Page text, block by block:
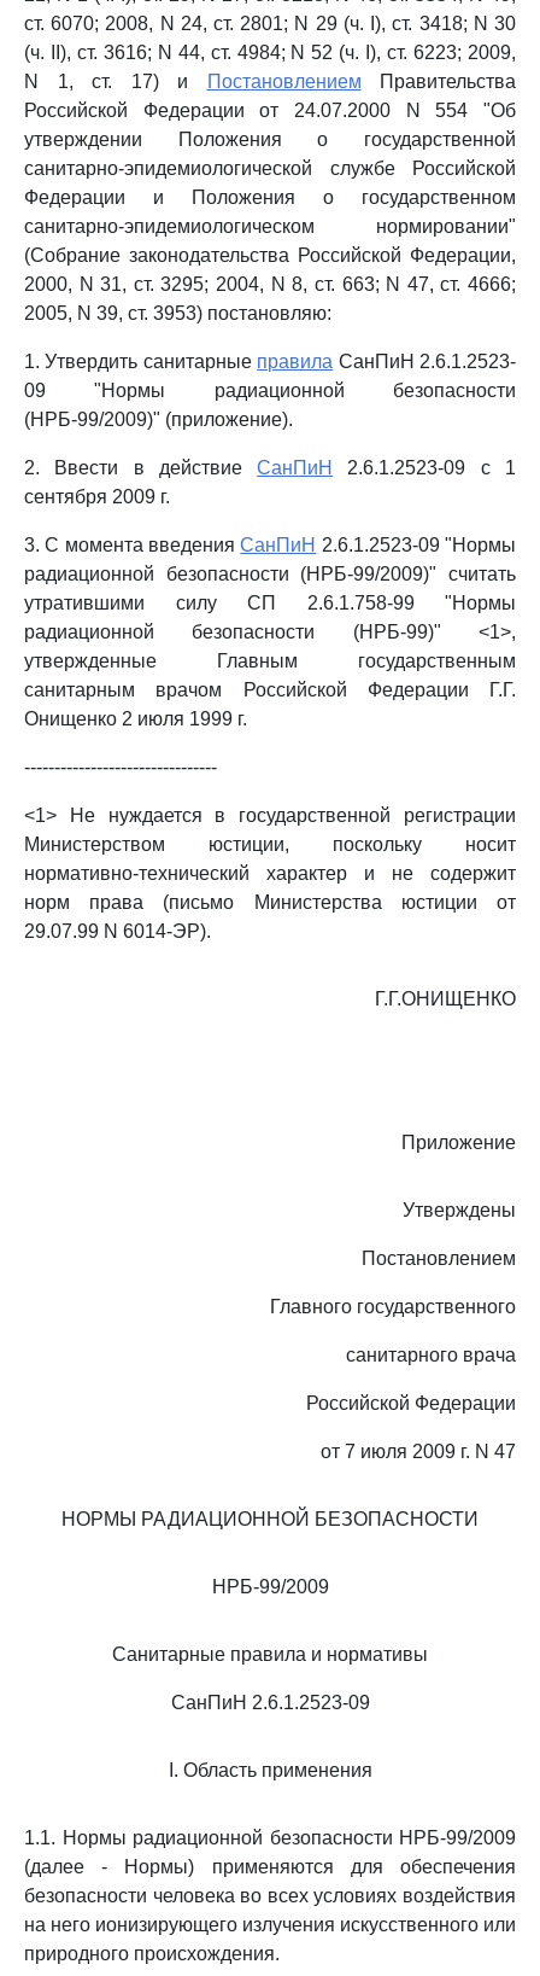
ст. 6070; 2008, N 24, ст. 2801; N 29 (ч. I), ст. 3418; N 30
(ч. II), ст. 3616; N 44, ст. 4984; N 52 (ч. I), ст. 6223; 2009,
N 1, ст. 17) и
Постановлением Правительства
Российской Федерации от 24.07.2000 N 554 "Об
утверждении Положения о государственной
санитарно-эпидемиологической службе Российской
Федерации и Положения о государственном
санитарно-эпидемиологическом нормировании"
(Собрание законодательства Российской Федерации,
2000, N 31, ст. 3295; 2004, N 8, ст. 663; N 47, ст. 4666;
2005, N 39, ст. 3953) постановляю:
1. Утвердить санитарные правила СанПиН 2.6.1.2523-
09 "Нормы радиационной безопасности
(НРБ-99/2009)" (приложение).
2. Ввести в действиеСанПиН
2.6.1.2523-09 с 1
сентября 2009 г.
3. С момента введенияСанПиН 2.6.1.2523-09 "Нормы
радиационной безопасности (НРБ-99/2009)" считать
утратившими силу СП 2.6.1.758-99 "Нормы
радиационной безопасности (НРБ-99)" <1>,
утвержденные Главным государственным
санитарным врачом Российской Федерации Г.Г.
Онищенко 2 июля 1999 г.
--------------------------------
<1> Не нуждается в государственной регистрации
Министерством юстиции, поскольку носит
нормативно-технический характер и не содержит
норм права (письмо Министерства юстиции от
29.07.99 N 6014-ЭР).
Г.Г.ОНИЩЕНКО
Приложение
Утверждены
Постановлением
Главного государственного
санитарного врача
Российской Федерации
от 7 июля 2009 г. N 47
НОРМЫ РАДИАЦИОННОЙ БЕЗОПАСНОСТИ
НРБ-99/2009
Санитарные правила и нормативы
СанПиН 2.6.1.2523-09
I. Область применения
1.1. Нормы радиационной безопасности НРБ-99/2009
(далее - Нормы) применяются для обеспечения
безопасности человека во всех условиях воздействия
на него ионизирующего излучения искусственного или
природного происхождения.